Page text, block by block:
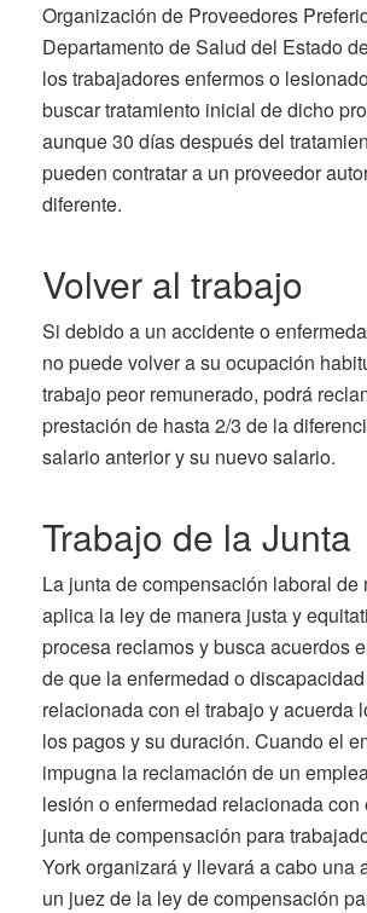
Organización de Proveedores
Departamento de Salud del Estado
los trabajadores enfermos o
buscar tratamiento inicial de dicho
aunque 30 días después del
pueden contratar a un proveedor
diferente.
Volver al trabajo
Si debido a un accidente o
no puede volver a su ocupación
trabajo peor remunerado, podrá
prestación de hasta 2/3 de la
salario anterior y su nuevo salario.
Trabajo de la Junta
La junta de compensación laboral de
aplica la ley de manera justa y
procesa reclamos y busca acuerdos
de que la enfermedad o
relacionada con el trabajo y acuerda
los pagos y su duración. Cuando el
impugna la reclamación de un
lesión o enfermedad relacionada con
junta de compensación para
York organizará y llevará a cabo una
un juez de la ley de compensación